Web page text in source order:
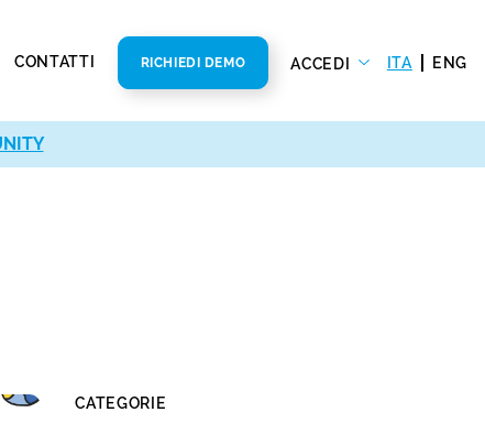
CONTATTI RICHIEDI DEMO ACCEDI ITA ENG
CATEGORIE